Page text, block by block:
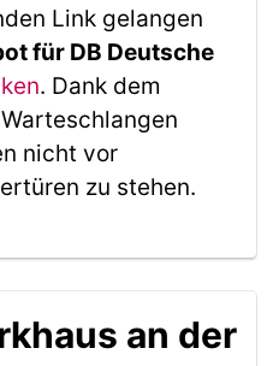
Link gelangen
für DB Deutsche
. Dank dem
nicht vor
zu stehen.
an der